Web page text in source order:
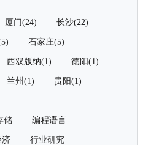
厦门(24) 长沙(22)
石家庄(5)
西双版纳(1) 德阳(1)
兰州(1) 贵阳(1)
储 编程语言
济 行业研究